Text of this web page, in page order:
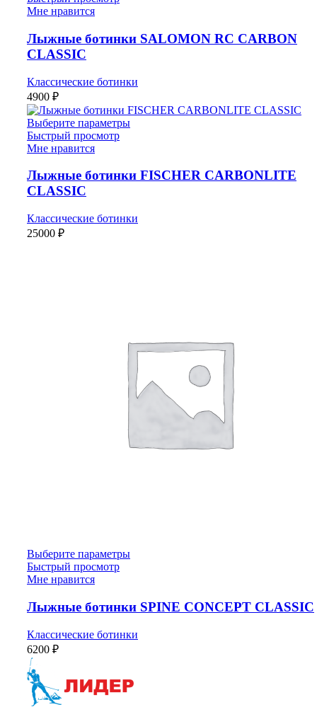
Мне нравится
Лыжные ботинки SALOMON RC CARBON
CLASSIC
Классические ботинки
4900 ₽
Выберите параметры
Быстрый просмотр
Мне нравится
Лыжные ботинки FISCHER CARBONLITE
CLASSIC
Классические ботинки
25000 ₽
Выберите параметры
Быстрый просмотр
Мне нравится
Лыжные ботинки SPINE CONCEPT CLASSIC
Классические ботинки
6200 ₽